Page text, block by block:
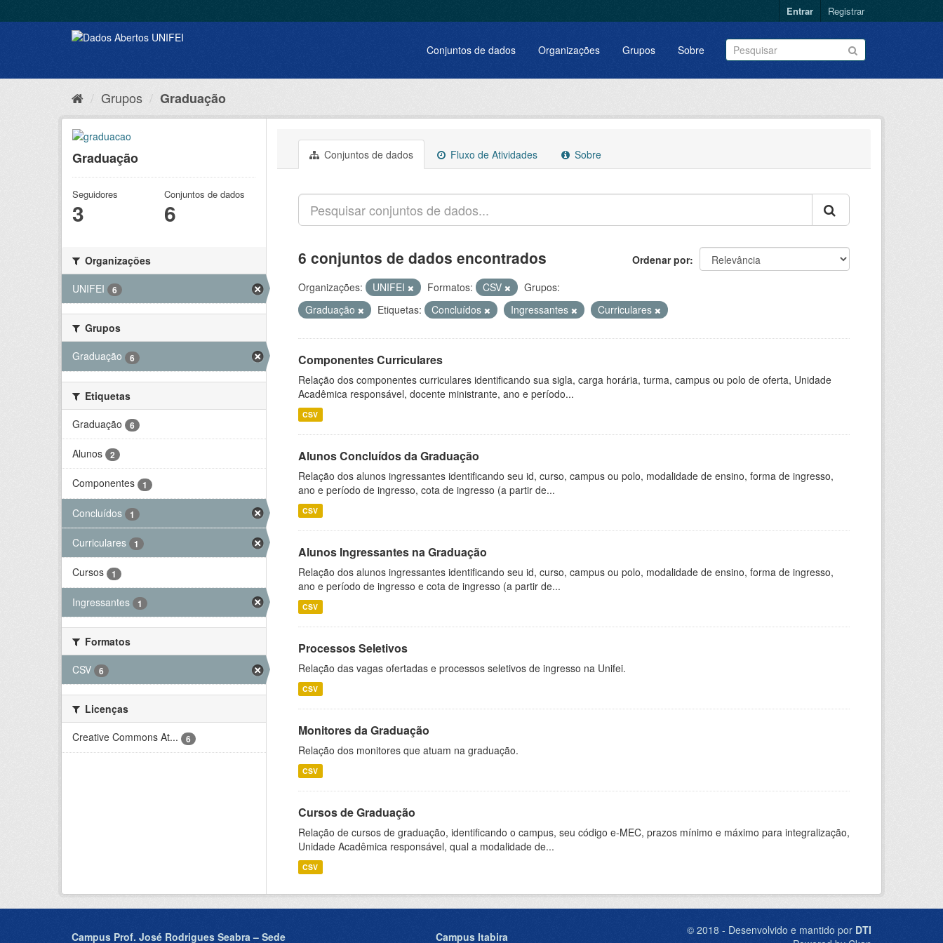
Entrar Registrar
Conjuntos de dados Organizações Grupos Sobre
Grupos Graduação
Graduação
Seguidores
3
Conjuntos de dados
6
Organizações
UNIFEI
6
Grupos
Graduação
6
Etiquetas
Graduação
6
Alunos 2
Componentes 1
Concluídos 1
Curriculares 1
Cursos 1
Ingressantes 1
Formatos
CSV
6
Licenças
Creative Commons At...
6
Conjuntos de dados Fluxo de Atividades Sobre
Ordenar por
6 conjuntos de dados encontrados
Organizações: UNIFEI Formatos: CSV
Grupos:
Graduação
Etiquetas: Concluídos Ingressantes Curriculares
Componentes Curriculares
Relação dos componentes curriculares identificando sua sigla, carga horária, turma, campus ou polo de oferta, Unidade
Acadêmica responsável, docente ministrante, ano e período...
CSV
Alunos Concluídos da Graduação
Relação dos alunos ingressantes identificando seu id, curso, campus ou polo, modalidade de ensino, forma de ingresso,
ano e período de ingresso, cota de ingresso (a partir de...
CSV
Alunos Ingressantes na Graduação
Relação dos alunos ingressantes identificando seu id, curso, campus ou polo, modalidade de ensino, forma de ingresso,
ano e período de ingresso e cota de ingresso (a partir de...
CSV
Processos Seletivos
Relação das vagas ofertadas e processos seletivos de ingresso na Unifei.
CSV
Monitores da Graduação
Relação dos monitores que atuam na graduação.
CSV
Cursos de Graduação
Relação de cursos de graduação, identificando o campus, seu código e-MEC, prazos mínimo e máximo para integralização,
Unidade Acadêmica responsável, qual a modalidade de...
CSV
Campus Prof. José Rodrigues Seabra – Sede Campus Itabira © 2018 - Desenvolvido e mantido por DTI